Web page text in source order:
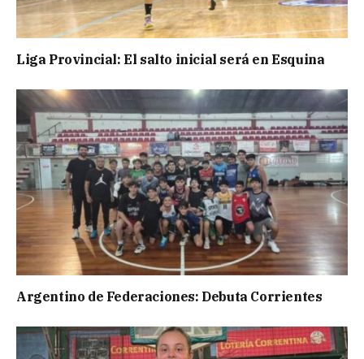
Liga Provincial: El salto inicial será en Esquina
Argentino de Federaciones: Debuta Corrientes